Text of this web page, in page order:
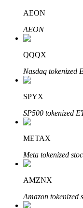
Investasi Otomatis
Raih keuntungan
Pelajari Staking
Pelajari tentang
Bitrue
AI
AEON
AEON
QQQX
Nasdaq tokenized
SPYX
SP500 tokenized
METAX
Meta tokenized
AMZNX
Amazon tokenized